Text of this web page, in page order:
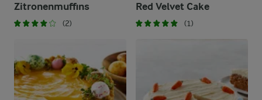
Zitronenmuffins
(2)
Red Velvet Cake
(1)